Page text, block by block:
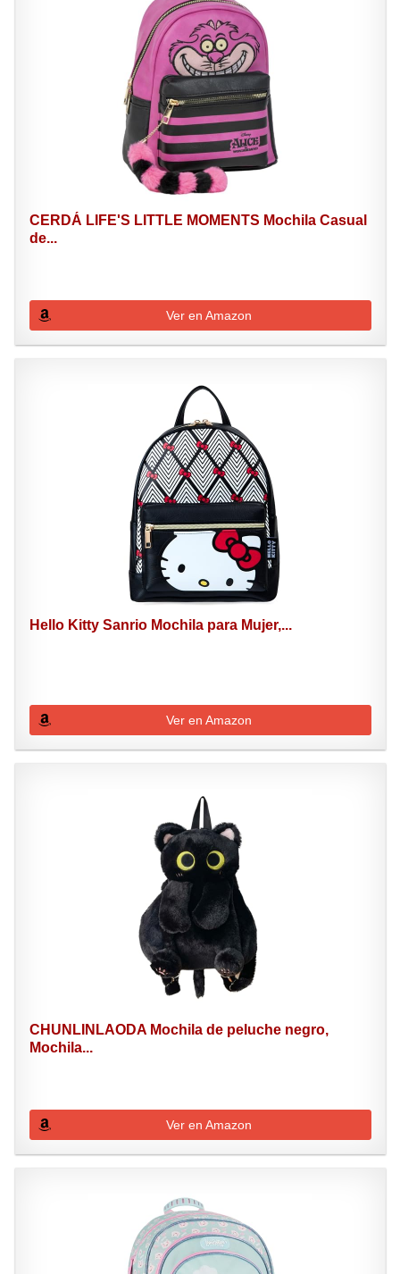
CERDÁ LIFE'S LITTLE MOMENTS Mochila Casual
de...
Ver en Amazon
Hello Kitty Sanrio Mochila para Mujer,...
Ver en Amazon
CHUNLINLAODA Mochila de peluche negro,
Mochila...
Ver en Amazon